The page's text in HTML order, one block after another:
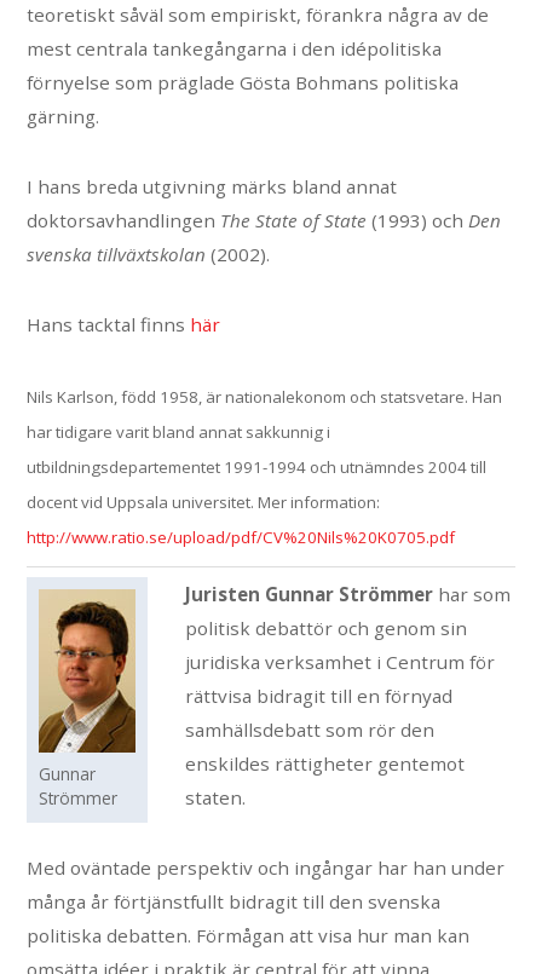
teoretiskt såväl som empiriskt, förankra några av de
mest centrala tankegångarna i den idépolitiska
förnyelse som präglade Gösta Bohmans politiska
gärning.
I hans breda utgivning märks bland annat
doktorsavhandlingen The State of State (1993) ochDen
svenska tillväxtskolan (2002).
Hans tacktal finns här
Nils Karlson, född 1958, är nationalekonom och statsvetare. Han
har tidigare varit bland annat sakkunnig i
utbildningsdepartementet 1991-1994 och utnämndes 2004 till
docent vid Uppsala universitet. Mer information:
http://www.ratio.se/upload/pdf/CV%20Nils%20K0705.pdf
Gunnar
Strömmer
Juristen Gunnar Strömmerhar som
politisk debattör och genom sin
juridiska verksamhet i Centrum för
rättvisa bidragit till en förnyad
samhällsdebatt som rör den
enskildes rättigheter gentemot
staten.
Med oväntade perspektiv och ingångar har han under
många år förtjänstfullt bidragit till den svenska
politiska debatten. Förmågan att visa hur man kan